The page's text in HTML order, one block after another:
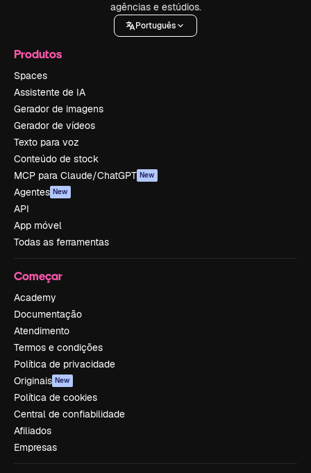
agências e estúdios.
Português
Produtos
Spaces
Assistente de IA
Gerador de imagens
Gerador de vídeos
Texto para voz
Conteúdo de stock
MCP para Claude/ChatGPT New
Agentes New
API
App móvel
Todas as ferramentas
Começar
Academy
Documentação
Atendimento
Termos e condições
Política de privacidade
Originais New
Política de cookies
Central de confiabilidade
Afiliados
Empresas